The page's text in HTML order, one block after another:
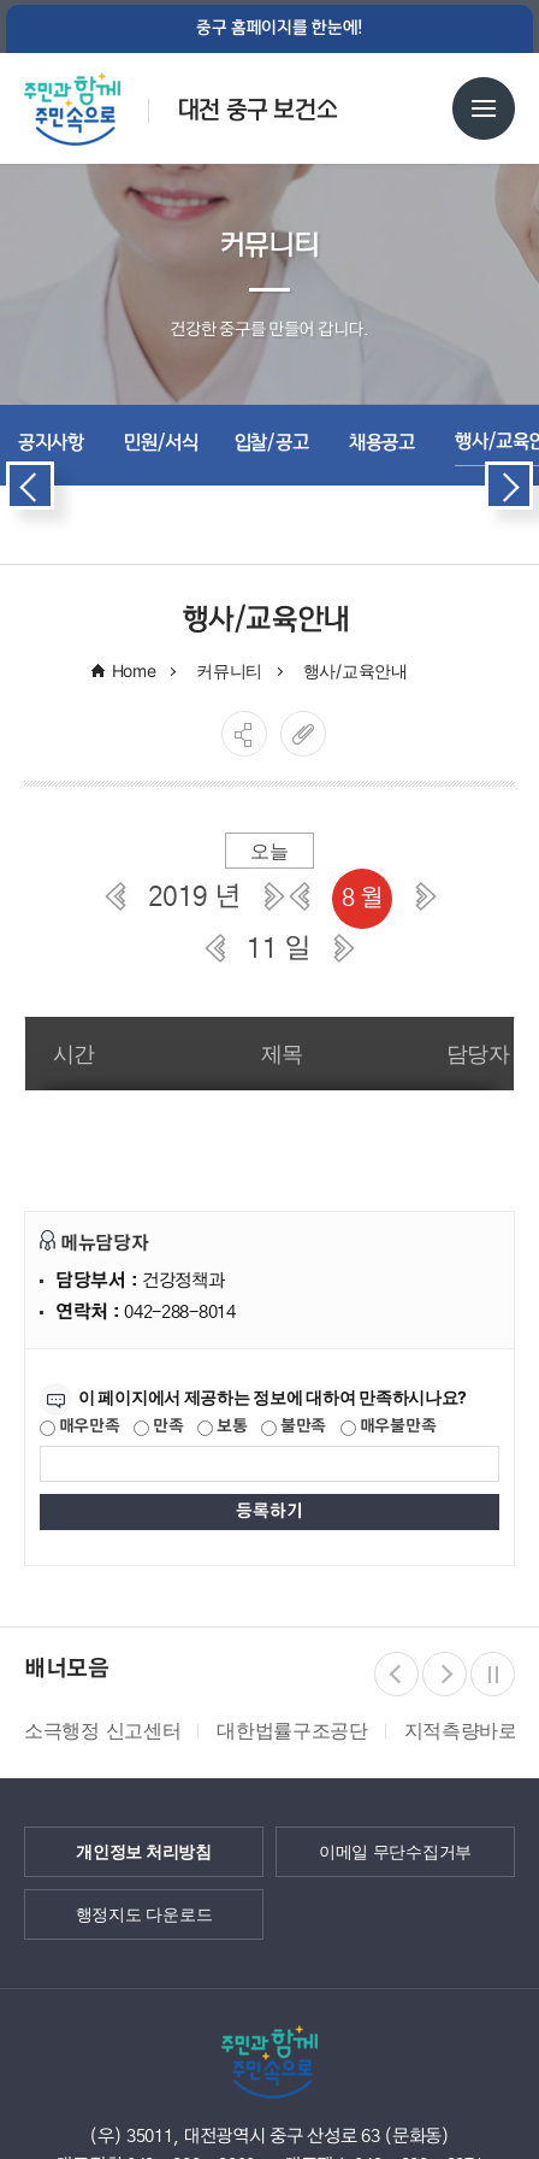
중구 홈페이지를 한눈에!
대전 중구 보건소
커뮤니티
건강한 중구를 만들어 갑니다.
공지사항 민원/서식 입찰/공고 채용공고 행사/교육
행사/교육안내
Home 커뮤니티 행사/교육안내
오늘
2019 년 8 월
11 일
일간 부서일정관리
시간 제목 담당자
메뉴담당자
담당부서 : 건강정책과
연락처 :042-288-8014
이 페이지에서 제공하는 정보에 대하여 만족하시나요?
매우만족 만족 보통 불만족 매우불만족
배너모음
소극행정 신고센터 대한법률구조공단 지적측량바로
개인정보 처리방침 이메일 무단수집거부
행정지도 다운로드
(우) 35011, 대전광역시 중구 산성로 63 (문화동)